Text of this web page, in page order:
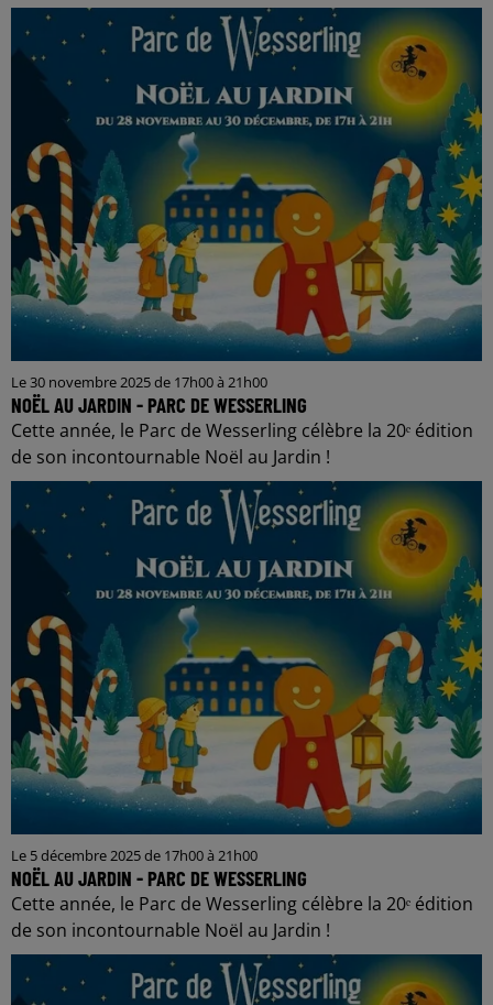
Le 30 novembre 2025 de 17h00 à 21h00
NOËL AU JARDIN - PARC DE WESSERLING
Cette année, le Parc de Wesserling célèbre la 20ᵉ édition
de son incontournable Noël au Jardin !
Le 5 décembre 2025 de 17h00 à 21h00
NOËL AU JARDIN - PARC DE WESSERLING
Cette année, le Parc de Wesserling célèbre la 20ᵉ édition
de son incontournable Noël au Jardin !